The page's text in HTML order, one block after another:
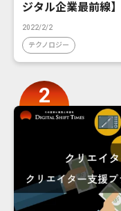
ジタル企業最前線】
2022/2/2
テクノロジー